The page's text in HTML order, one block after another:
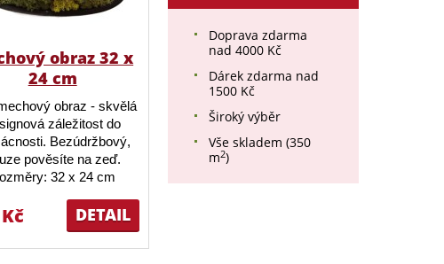
obraz 32 x
24 cm
obraz - skvělá
záležitost do
Bezúdržbový,
pověsíte na zeď.
32 x 24 cm
DETAIL
Doprava zdarma
nad 4000 Kč
Dárek zdarma nad
1500 Kč
Široký výběr
Vše skladem (350
m2)